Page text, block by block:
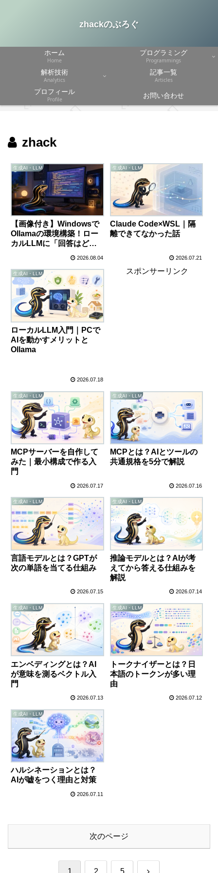
zhackのぶろぐ
ホーム
Home
プログラミング
Programmings
解析技術
Analytics
記事一覧
Articles
プロフィール
Profile お問い合わせ
zhack
生成AI・LLM
【画像付き】Windowsで
Ollamaの環境構築！ロー
カルLLMに「回答はど
2026.08.04
生成AI・LLM
Claude Code×WSL｜隔
離できてなかった話
2026.07.21
生成AI・LLM
ローカルLLM入門｜PCで
AIを動かすメリットと
Ollama
2026.07.18
スポンサーリンク
生成AI・LLM
MCPサーバーを自作して
みた｜最小構成で作る入
門
2026.07.17
生成AI・LLM
MCPとは？AIとツールの
共通規格を5分で解説
2026.07.16
生成AI・LLM
言語モデルとは？GPTが
次の単語を当てる仕組み
2026.07.15
生成AI・LLM
推論モデルとは？AIが考
えてから答える仕組みを
解説
2026.07.14
生成AI・LLM
エンベディングとは？AI
が意味を測るベクトル入
門
2026.07.13
生成AI・LLM
トークナイザーとは？日
本語のトークンが多い理
由
2026.07.12
生成AI・LLM
ハルシネーションとは？
AIが嘘をつく理由と対策
2026.07.11
次のページ
1 2 5 次